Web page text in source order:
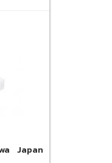
Japan